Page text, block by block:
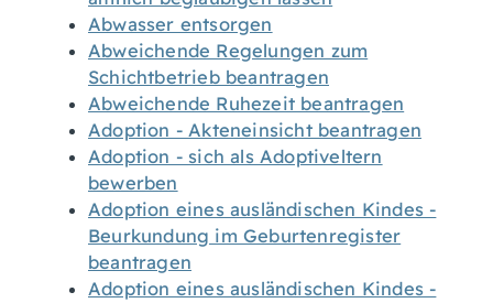
Abwasser entsorgen
Abweichende Regelungen zum
Schichtbetrieb beantragen
Abweichende Ruhezeit beantragen
Adoption - Akteneinsicht beantragen
Adoption - sich als Adoptiveltern
bewerben
Adoption eines ausländischen Kindes -
Beurkundung im Geburtenregister
beantragen
Adoption eines ausländischen Kindes -